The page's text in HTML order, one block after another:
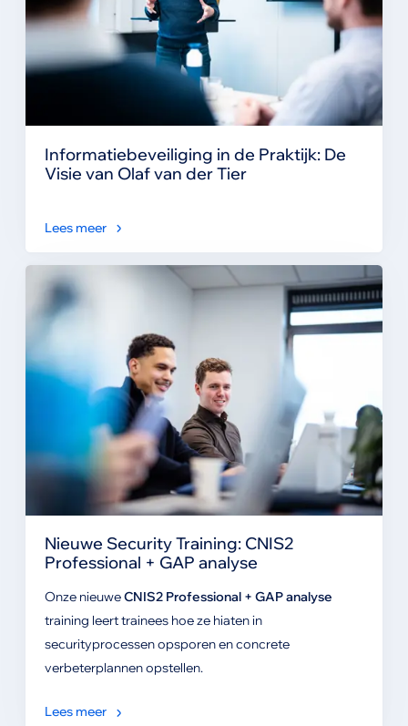
Informatiebeveiliging in de Praktijk: De
Visie van Olaf van der Tier
Lees meer
Nieuwe Security Training: CNIS2
Professional + GAP analyse
Onze nieuweCNIS2 Professional + GAP analyse
training leert trainees hoe ze hiaten in
securityprocessen opsporen en concrete
verbeterplannen opstellen.
Lees meer